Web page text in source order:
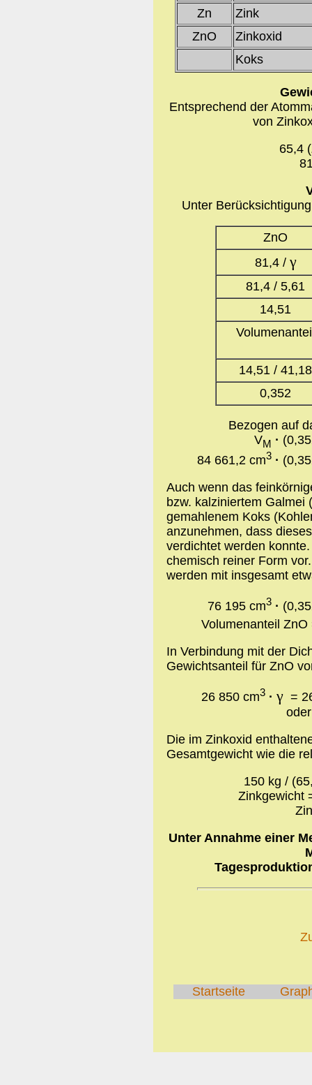
Zn
Zink
ZnO
Zinkoxid
Koks
Entsprechend der
von
65,4
Unter
ZnO
81,4 / γ
81,4 / 5,61
14,51
14,51 / 41,18
0,352
Bezogen auf
VM ·
84 661,2 cm3 ·
Auch wenn das
bzw. kalziniertem Galmei
gemahlenem Koks
anzunehmen, dass
verdichtet werden
chemisch reiner Form
werden mit insgesamt
76 195 cm3 ·
Volumenanteil
In Verbindung mit der
Gewichtsanteil für ZnO
26 850 cm3 · γ=
Die im Zinkoxid
Gesamtgewicht wie die
150 kg /
Zinkgewicht
Unter Annahme einer
Startseite